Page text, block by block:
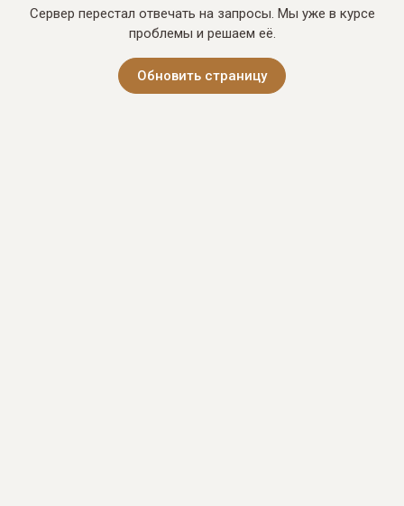
Сервер перестал отвечать на запросы. Мы уже в курсе
проблемы и решаем её.
Обновить страницу